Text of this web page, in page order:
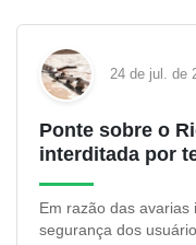
24 de jul. de
Ponte sobre o
interditada por
Em razão das
segurança dos